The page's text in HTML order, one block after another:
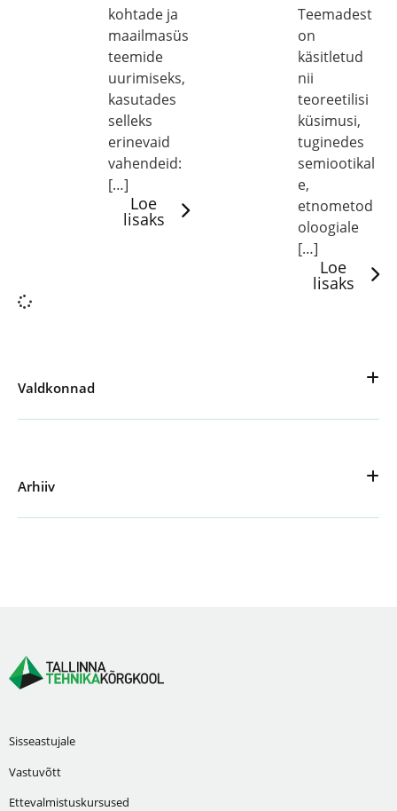
kohtade ja
maailmasüs
teemide
uurimiseks,
kasutades
selleks
erinevaid
vahendeid:
[…]
Loe
lisaks
Teemadest
on
käsitletud
nii
teoreetilisi
küsimusi,
tuginedes
semiootikal
e,
etnometod
oloogiale
[…]
Loe
lisaks
Valdkonnad
Arhiiv
Sisseastujale
Vastuvõtt
Ettevalmistuskursused